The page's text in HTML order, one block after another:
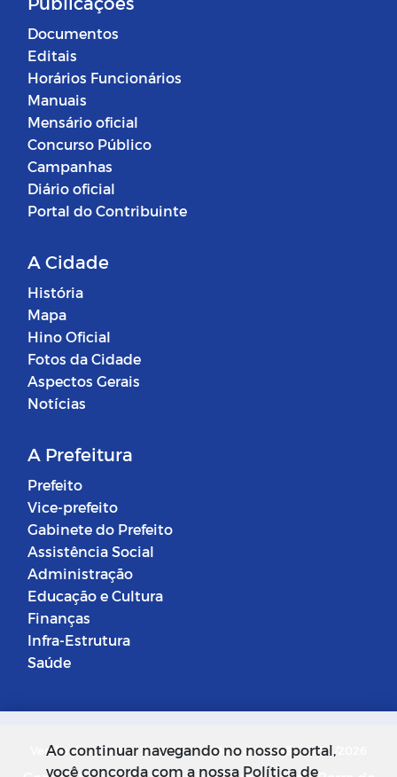
Documentos
Editais
Horários Funcionários
Manuais
Mensário oficial
Concurso Público
Campanhas
Diário oficial
Portal do Contribuinte
A Cidade
História
Mapa
Hino Oficial
Fotos da Cidade
Aspectos Gerais
Notícias
A Prefeitura
Prefeito
Vice-prefeito
Gabinete do Prefeito
Assistência Social
Administração
Educação e Cultura
Finanças
Infra-Estrutura
Saúde
Versão do Sistema: 5.0.268 Data da Versão: 18/03/2026
Ao continuar navegando no nosso portal,
você concorda com a nossa Política de